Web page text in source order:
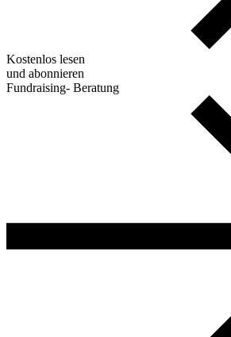
Kostenlos lesen
und abonnieren
Fundraising- Beratung